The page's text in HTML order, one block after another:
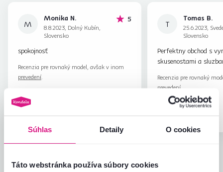
Súhlas Detaily O cookies
Táto webstránka používa súbory cookies
M
Monika N.
8.8.2023, Dolný Kubín,
Slovensko
5hviezdičiek
spokojnosť
Recenzia pre rovnaký model, avšak v inom
prevedení.
Overený
T
Tomas B.
25.6.2023,
Slovensko
Perfektny obchod s
skusenostami a
Recenzia pre rovnaký
prevedení
Overený